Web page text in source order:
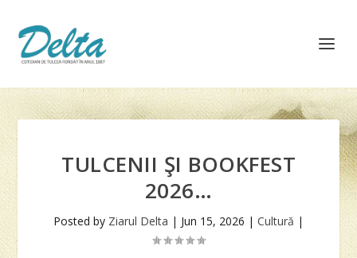
TULCENII ŞI BOOKFEST
2026…
Posted by Ziarul Delta | Jun 15, 2026 | Cultură |